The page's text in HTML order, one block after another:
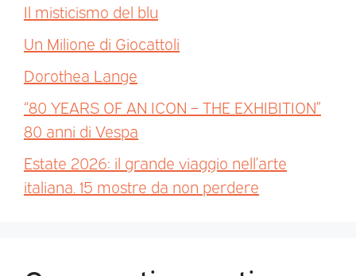
Il misticismo del blu
Un Milione di Giocattoli
Dorothea Lange
“80 YEARS OF AN ICON – THE EXHIBITION”
80 anni di Vespa
Estate 2026: il grande viaggio nell’arte
italiana. 15 mostre da non perdere